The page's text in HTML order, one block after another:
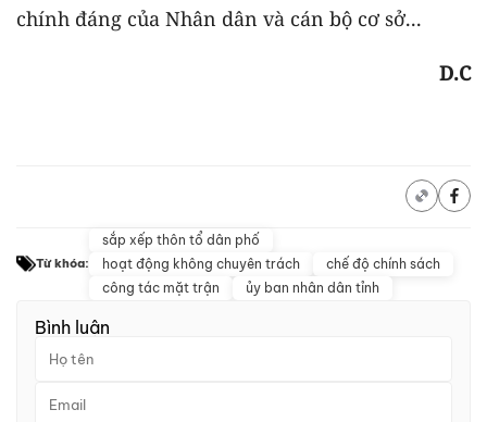
chính đáng của Nhân dân và cán bộ cơ sở...
D.C
Từ khóa:
sắp xếp thôn tổ dân phố
hoạt động không chuyên trách
chế độ chính sách
công tác mặt trận
ủy ban nhân dân tỉnh
Bình luận